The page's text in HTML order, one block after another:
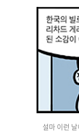
설마 이런